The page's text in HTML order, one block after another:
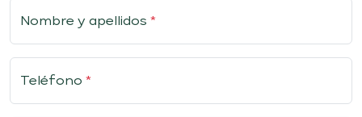
Nombre y apellidos *
Teléfono *